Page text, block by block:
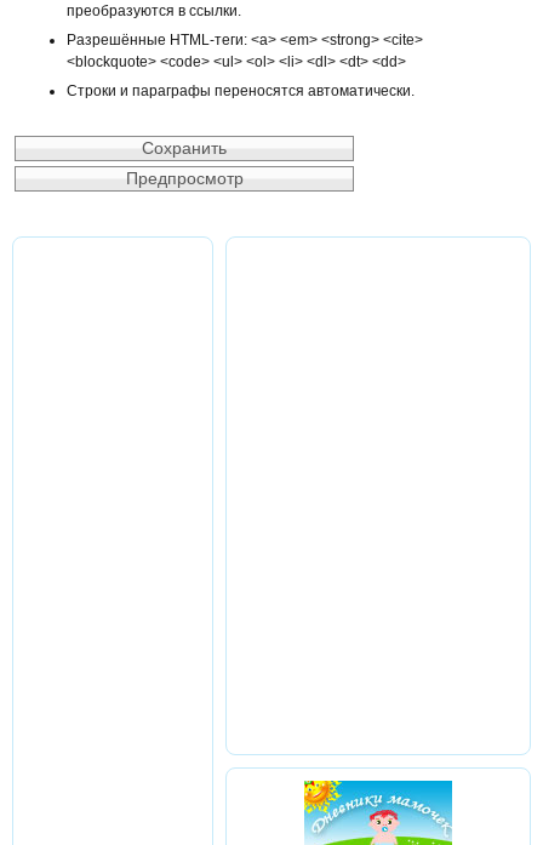
преобразуются в ссылки.
Разрешённые HTML-теги: <a> <em> <strong> <cite>
<blockquote> <code> <ul> <ol> <li> <dl> <dt> <dd>
Строки и параграфы переносятся автоматически.